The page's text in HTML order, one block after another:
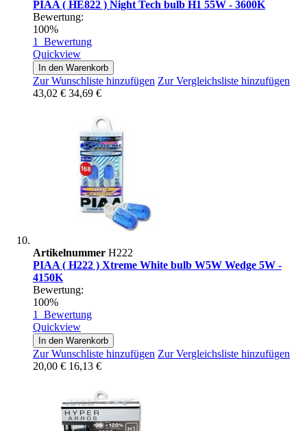
PIAA ( HE822 ) Night Tech bulb H1 55W - 3600K
Bewertung:
100%
1 Bewertung
Quickview
In den Warenkorb
Zur Wunschliste hinzufügen Zur Vergleichsliste hinzufügen
43,02 € 34,69 €
Artikelnummer H222
PIAA ( H222 ) Xtreme White bulb W5W Wedge 5W -
4150K
Bewertung:
100%
1 Bewertung
Quickview
In den Warenkorb
Zur Wunschliste hinzufügen Zur Vergleichsliste hinzufügen
20,00 € 16,13 €